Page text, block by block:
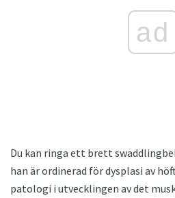
ad
Du kan ringa ett brett
han är ordinerad för dysplasi av
patologi i utvecklingen av det